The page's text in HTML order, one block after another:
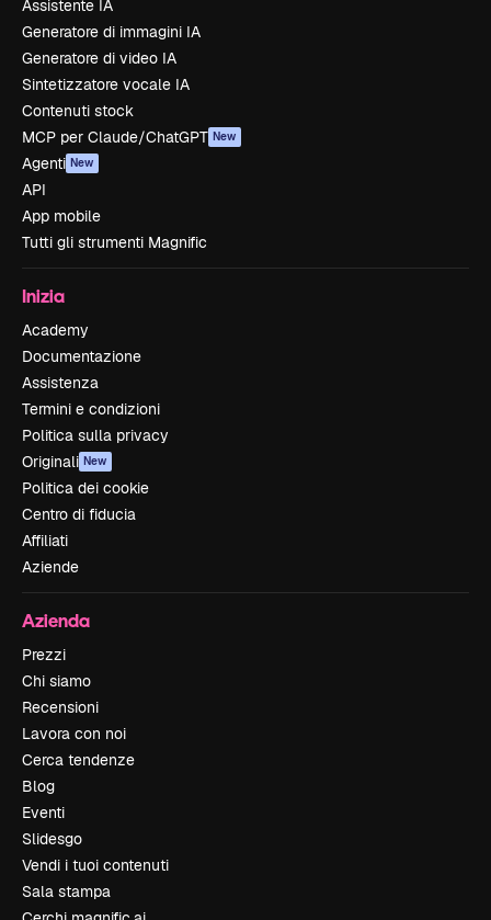
Assistente IA
Generatore di immagini IA
Generatore di video IA
Sintetizzatore vocale IA
Contenuti stock
MCP per Claude/ChatGPT New
Agenti New
API
App mobile
Tutti gli strumenti Magnific
Inizia
Academy
Documentazione
Assistenza
Termini e condizioni
Politica sulla privacy
Originali New
Politica dei cookie
Centro di fiducia
Affiliati
Aziende
Azienda
Prezzi
Chi siamo
Recensioni
Lavora con noi
Cerca tendenze
Blog
Eventi
Slidesgo
Vendi i tuoi contenuti
Sala stampa